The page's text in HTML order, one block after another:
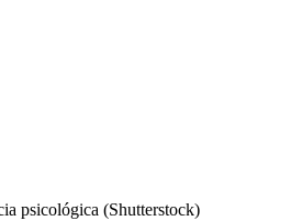
psicológica (Shutterstock)